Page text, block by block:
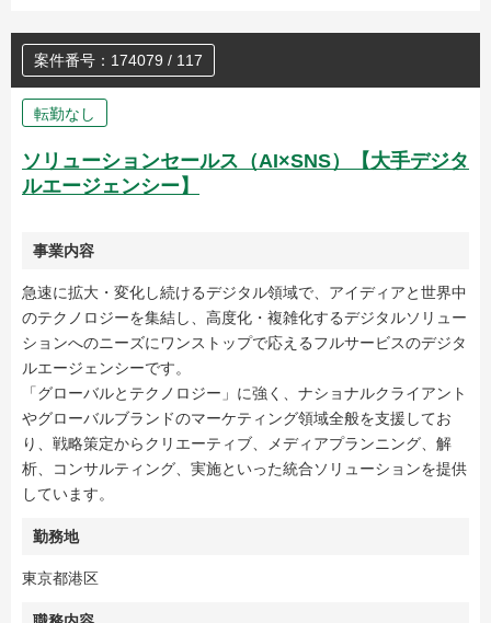
案件番号：174079 / 117
転勤なし
ソリューションセールス（AI×SNS）【大手デジタ
ルエージェンシー】
事業内容
急速に拡大・変化し続けるデジタル領域で、アイディアと世界中
のテクノロジーを集結し、高度化・複雑化するデジタルソリュー
ションへのニーズにワンストップで応えるフルサービスのデジタ
ルエージェンシーです。
「グローバルとテクノロジー」に強く、ナショナルクライアント
やグローバルブランドのマーケティング領域全般を支援してお
り、戦略策定からクリエーティブ、メディアプランニング、解
析、コンサルティング、実施といった統合ソリューションを提供
しています。
勤務地
東京都港区